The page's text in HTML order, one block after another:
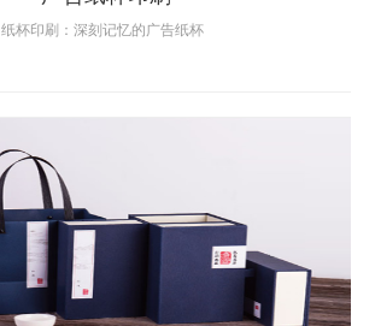
纸杯印刷：深刻记忆的广告纸杯